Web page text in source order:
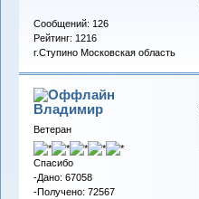
Сообщений: 126
Рейтинг: 1216
г.Ступино Московская область
Владимиp
Ветеран
Спасибо
-Дано: 67058
-Получено: 72567